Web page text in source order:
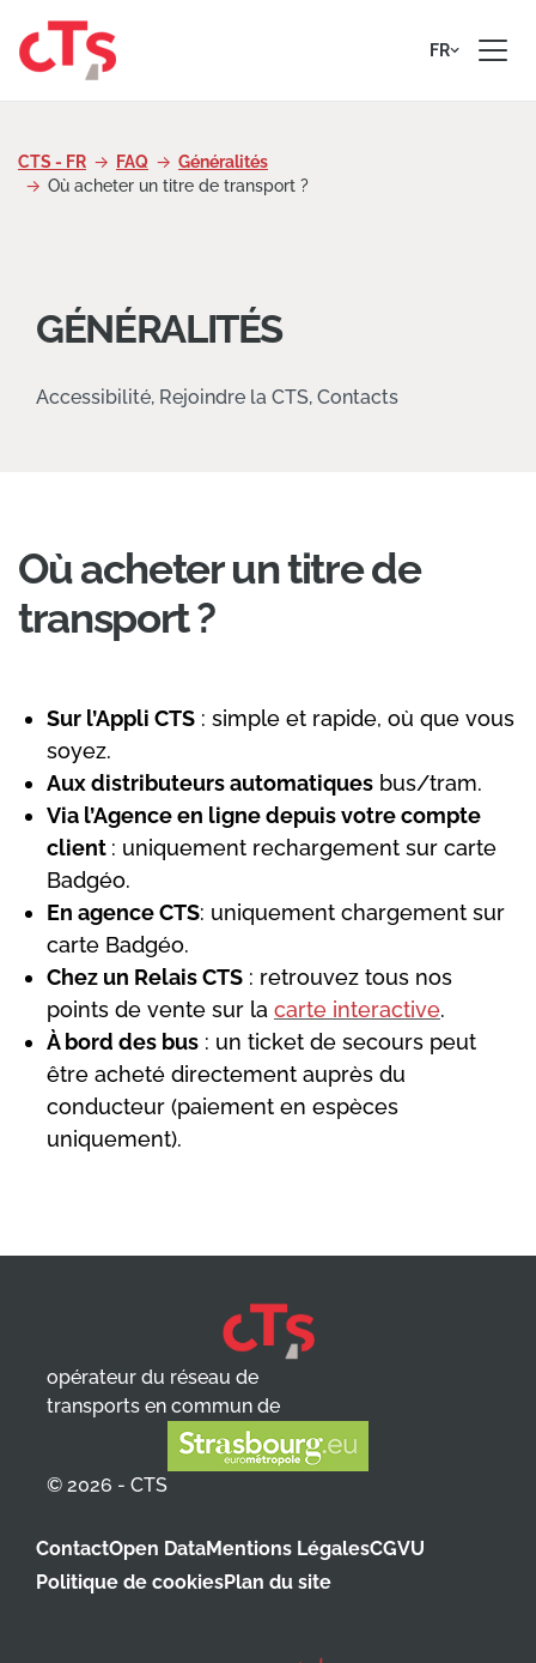
FR
CTS - FR FAQ
Généralités
Où acheter un titre de transport ?
GÉNÉRALITÉS
Accessibilité, Rejoindre la CTS, Contacts
Où acheter un titre de
transport ?
Sur l’Appli CTS : simple et rapide, où que vous
soyez.
Aux distributeurs automatiques bus/tram.
Via l’Agence en ligne depuis votre compte
client : uniquement rechargement sur carte
Badgéo.
En agence CTS: uniquement chargement sur
carte Badgéo.
Chez un Relais CTS : retrouvez tous nos
points de vente sur la carte interactive.
À bord des bus : un ticket de secours peut
être acheté directement auprès du
conducteur (paiement en espèces
uniquement).
opérateur du réseau de
transports en commun de
© 2026 - CTS
ContactOpen DataMentions LégalesCGVU
Politique de cookiesPlan du site